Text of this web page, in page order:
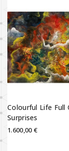
Colourful Life Full
Surprises
1.600,00 €